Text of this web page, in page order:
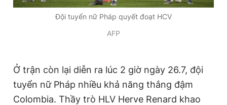
Đội tuyển nữ Pháp quyết đoạt HCV
AFP
Ở trận còn lại diễn ra lúc 2 giờ ngày 26.7, đội
tuyển nữ Pháp nhiều khả năng thắng đậm
Colombia. Thầy trò HLV Herve Renard khao